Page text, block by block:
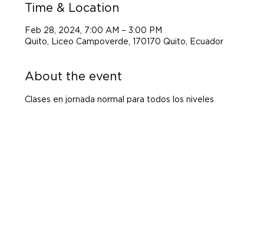
Time & Location
Feb 28, 2024, 7:00 AM – 3:00 PM
Quito, Liceo Campoverde, 170170 Quito, Ecuador
About the event
Clases en jornada normal para todos los niveles